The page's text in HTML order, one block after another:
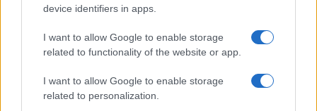
device identifiers in apps.
I want to allow Google to enable storage
related to functionality of the website or app.
I want to allow Google to enable storage
related to personalization.
Ezzel szemben a Trump-adminisztráció azt
állítja, hogy a késleltetés oka az volt, hogy
szerették volna, ha az új vezetés elkötelezi
magát a korrupció felszámolása mellett.